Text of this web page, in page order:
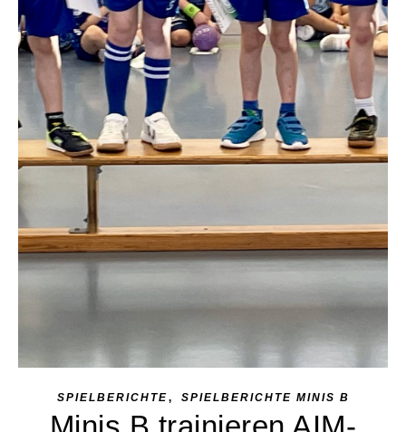
SPIELBERICHTE, SPIELBERICHTE MINIS B